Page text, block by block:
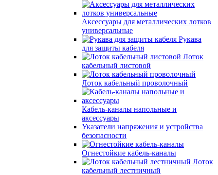
Аксессуары для металлических лотков
универсальные
Рукава
для защиты кабеля
Лоток
кабельный листовой
Лоток кабельный проволочный
Кабель-каналы напольные и
аксессуары
Указатели напряжения и устройства
безопасности
Огнестойкие кабель-каналы
Лоток
кабельный лестничный